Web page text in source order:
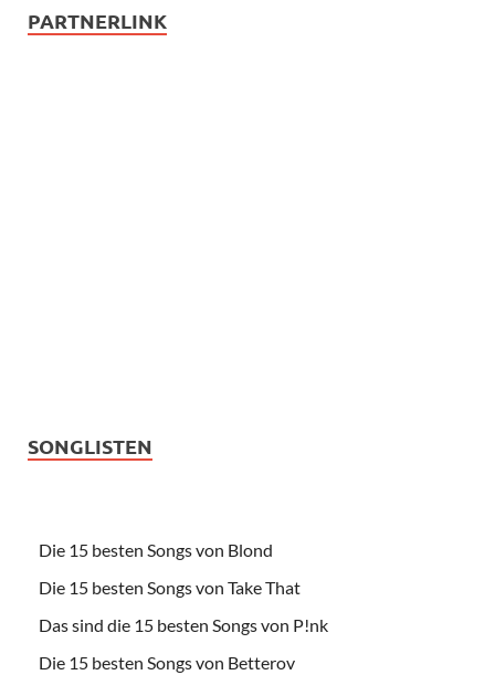
PARTNERLINK
SONGLISTEN
Die 15 besten Songs von Blond
Die 15 besten Songs von Take That
Das sind die 15 besten Songs von P!nk
Die 15 besten Songs von Betterov